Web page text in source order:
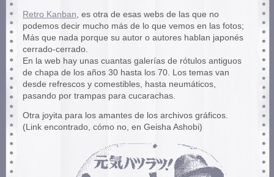
Retro Kanban , es otra de esas webs de las que no
podemos decir mucho más de lo que vemos en las fotos;
Más que nada porque su autor o autores hablan japonés
cerrado-cerrado.
En la web hay unas cuantas galerías de rótulos antiguos
de chapa de los años 30 hasta los 70. Los temas van
desde refrescos y comestibles, hasta neumáticos,
pasando por trampas para cucarachas.
Otra joyita para los amantes de los archivos gráficos.
(Link encontrado, cómo no, en Geisha Ashobi)